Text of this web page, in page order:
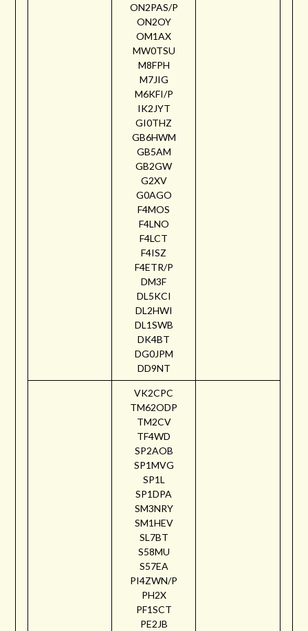
ON2PAS/P
ON2OY
OM1AX
MW0TSU
M8FPH
M7JIG
M6KFI/P
IK2JYT
GI0THZ
GB6HWM
GB5AM
GB2GW
G2XV
G0AGO
F4MOS
F4LNO
F4LCT
F4ISZ
F4ETR/P
DM3F
DL5KCI
DL2HWI
DL1SWB
DK4BT
DG0JPM
DD9NT
VK2CPC
TM62ODP
TM2CV
TF4WD
SP2AOB
SP1MVG
SP1L
SP1DPA
SM3NRY
SM1HEV
SL7BT
S58MU
S57EA
PI4ZWN/P
PH2X
PF1SCT
PE2JB